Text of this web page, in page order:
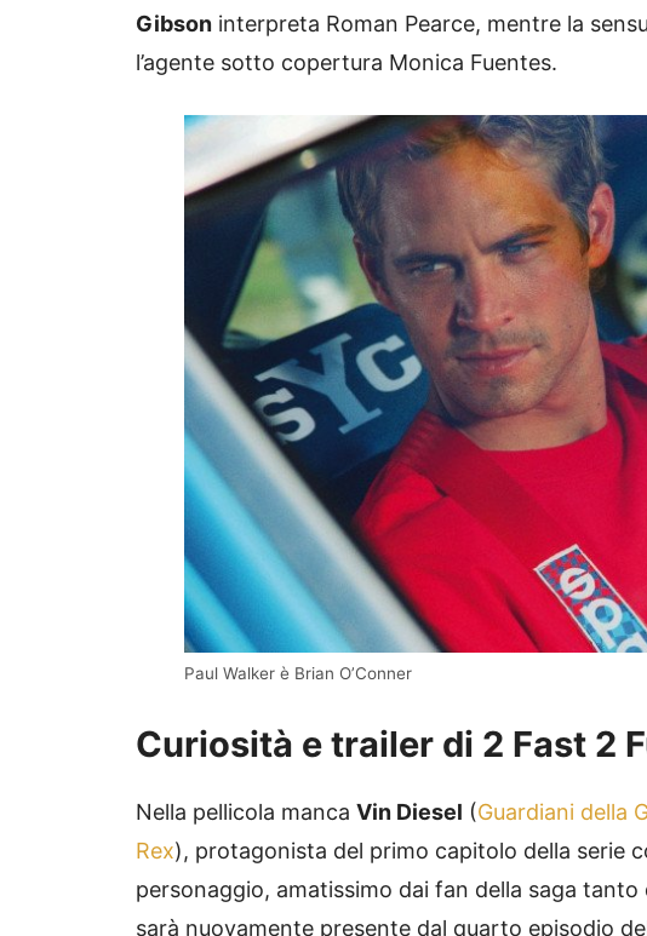
Gibson interpreta Roman Pearce, mentre la
l’agente sotto copertura Monica Fuentes.
Paul Walker è Brian O’Conner
Curiosità e trailer di 2 Fast 2
Nella pellicola manca Vin Diesel (Guardiani della
Rex), protagonista del primo capitolo della serie
personaggio, amatissimo dai fan della saga tanto
sarà nuovamente presente dal quarto episodio